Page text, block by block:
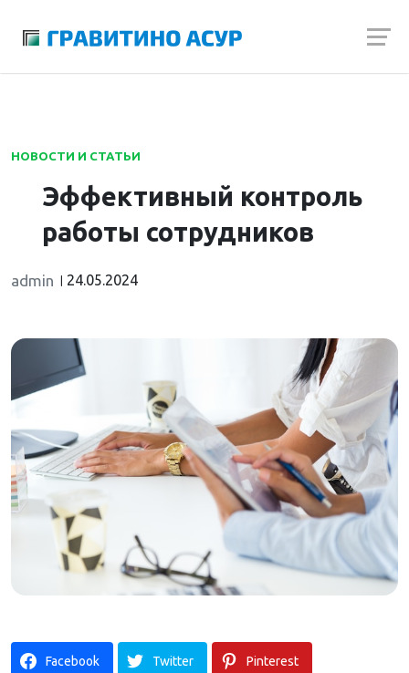
НОВОСТИ И СТАТЬИ
Эффективный контроль
работы сотрудников
admin 24.05.2024
Facebook Twitter Pinterest